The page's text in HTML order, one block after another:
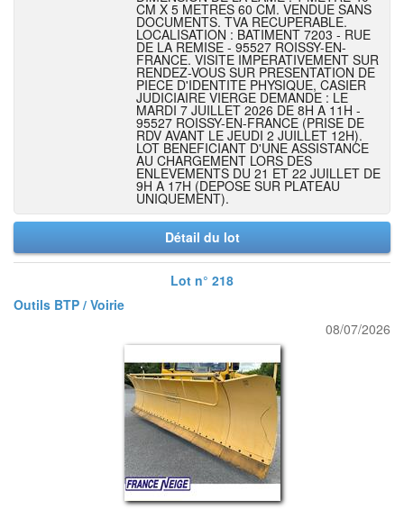
CM X 5 METRES 60 CM. VENDUE SANS
DOCUMENTS. TVA RECUPERABLE.
LOCALISATION : BATIMENT 7203 - RUE
DE LA REMISE - 95527 ROISSY-EN-
FRANCE. VISITE IMPERATIVEMENT SUR
RENDEZ-VOUS SUR PRESENTATION DE
PIECE D'IDENTITE PHYSIQUE, CASIER
JUDICIAIRE VIERGE DEMANDE : LE
MARDI 7 JUILLET 2026 DE 8H A 11H -
95527 ROISSY-EN-FRANCE (PRISE DE
RDV AVANT LE JEUDI 2 JUILLET 12H).
LOT BENEFICIANT D'UNE ASSISTANCE
AU CHARGEMENT LORS DES
ENLEVEMENTS DU 21 ET 22 JUILLET DE
9H A 17H (DEPOSE SUR PLATEAU
UNIQUEMENT).
Détail du lot
Lot n° 218
Outils BTP / Voirie
08/07/2026